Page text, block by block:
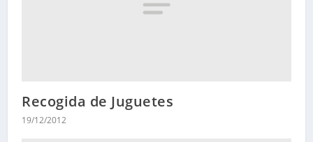
Recogida de Juguetes
19/12/2012